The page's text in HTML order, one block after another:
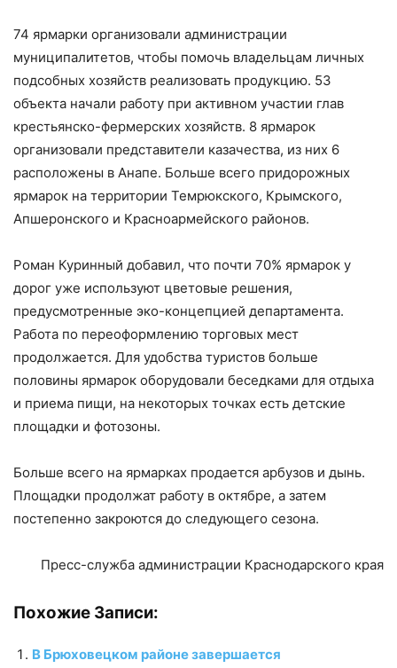
74 ярмарки организовали администрации
муниципалитетов, чтобы помочь владельцам личных
подсобных хозяйств реализовать продукцию. 53
объекта начали работу при активном участии глав
крестьянско-фермерских хозяйств. 8 ярмарок
организовали представители казачества, из них 6
расположены в Анапе. Больше всего придорожных
ярмарок на территории Темрюкского, Крымского,
Апшеронского и Красноармейского районов.
Роман Куринный добавил, что почти 70% ярмарок у
дорог уже используют цветовые решения,
предусмотренные эко-концепцией департамента.
Работа по переоформлению торговых мест
продолжается. Для удобства туристов больше
половины ярмарок оборудовали беседками для отдыха
и приема пищи, на некоторых точках есть детские
площадки и фотозоны.
Больше всего на ярмарках продается арбузов и дынь.
Площадки продолжат работу в октябре, а затем
постепенно закроются до следующего сезона.
Пресс-служба администрации Краснодарского края
Похожие Записи:
В Брюховецком районе завершается